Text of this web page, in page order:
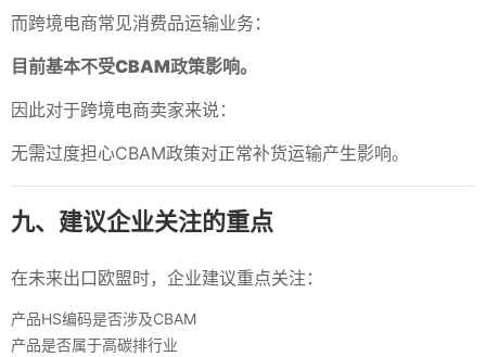
而跨境电商常见消费品运输业务：
目前基本不受CBAM政策影响。
因此对于跨境电商卖家来说：
无需过度担心CBAM政策对正常补货运输产生影响。
九、建议企业关注的重点
在未来出口欧盟时，企业建议重点关注：
产品HS编码是否涉及CBAM
产品是否属于高碳排行业